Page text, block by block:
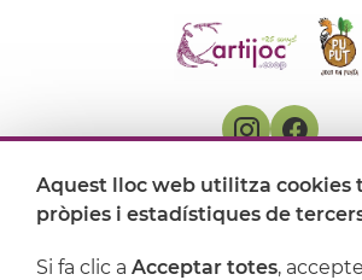
On ens trobem
Aquest lloc web utilitza cookies
pròpies i estadístiques de
Si fa clic a Acceptar totes,